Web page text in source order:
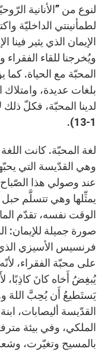
لنوع من ”الأنانية
لطمأنينتي الداخليّة
الإيمان الذي يثير فينا
ويُخرجنا للقاء الفقراء
المحبّة مع الحياة. كما
بلغات عديدة،
1-13).
لغة المحبّة. كانت
وهي القدّيسة التي
عند وصولي هذا
يمثِّلها وهي تتسلَّم حبل
الوقت نفسه، تقدّم
صورة جميلة للإيمان:
فرنسيس الأسيزي الذي
على محبّة الفقراء،
يُبغِضُ أَخاه كانَ كاذِبًا،
القدّيسة أليصابات،
الملكي، وفي بيئة
بالمسيح وتغيّرت،